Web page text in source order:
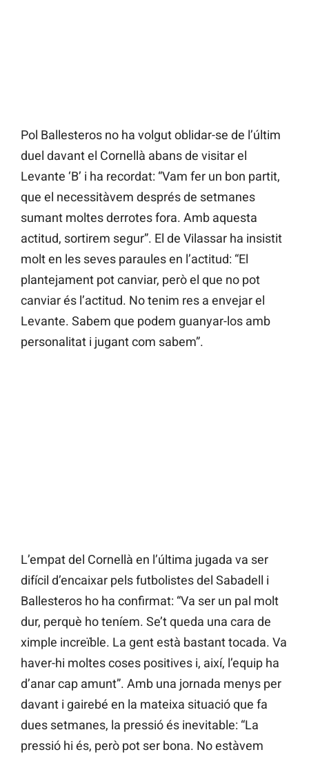
Pol Ballesteros no ha volgut oblidar-se de l’últim
duel davant el Cornellà abans de visitar el
Levante ‘B’ i ha recordat: “Vam fer un bon partit,
que el necessitàvem després de setmanes
sumant moltes derrotes fora. Amb aquesta
actitud, sortirem segur”. El de Vilassar ha insistit
molt en les seves paraules en l’actitud: “El
plantejament pot canviar, però el que no pot
canviar és l’actitud. No tenim res a envejar el
Levante. Sabem que podem guanyar-los amb
personalitat i jugant com sabem”.
L’empat del Cornellà en l’última jugada va ser
difícil d’encaixar pels futbolistes del Sabadell i
Ballesteros ho ha confirmat: “Va ser un pal molt
dur, perquè ho teníem. Se’t queda una cara de
ximple increïble. La gent està bastant tocada. Va
haver-hi moltes coses positives i, així, l’equip ha
d’anar cap amunt”. Amb una jornada menys per
davant i gairebé en la mateixa situació que fa
dues setmanes, la pressió és inevitable: “La
pressió hi és, però pot ser bona. No estàvem